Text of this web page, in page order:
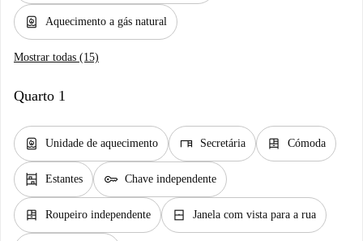
water_heater Aquecimento a gás natural
Mostrar todas (15)
Quarto 1
water_heater Unidade de aquecimento desk Secretária dresser Cómoda
shelves Estantes key Chave independente
dresser Roupeiro independente window_closed Janela com vista para a rua